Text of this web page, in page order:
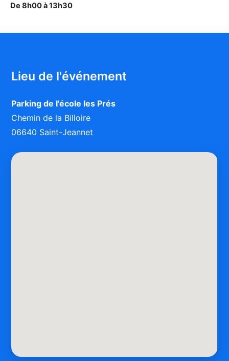
De 8h00 à 13h30
Lieu de l'événement
Parking de l'école les Prés
Chemin de la Billoire
06640 Saint-Jeannet